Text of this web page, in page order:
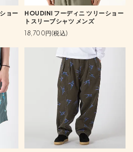
ョー
HOUDINI フーディニ ツリーショー
トスリーブシャツ メンズ
18,700円(税込)